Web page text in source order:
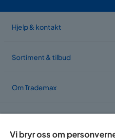
Hjelp & kontakt
Sortiment & tilbud
Om Trademax
Vi bryr oss om